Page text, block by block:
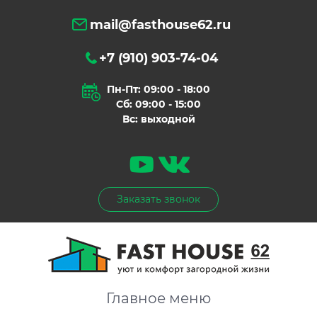
mail@fasthouse62.ru
+7 (910) 903-74-04
Пн-Пт: 09:00 - 18:00
Сб: 09:00 - 15:00
Вс: выходной
Заказать звонок
Главное меню